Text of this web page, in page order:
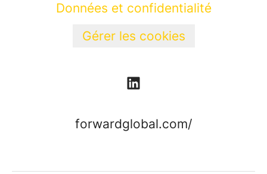
Données et confidentialité
Gérer les cookies
forwardglobal.com/